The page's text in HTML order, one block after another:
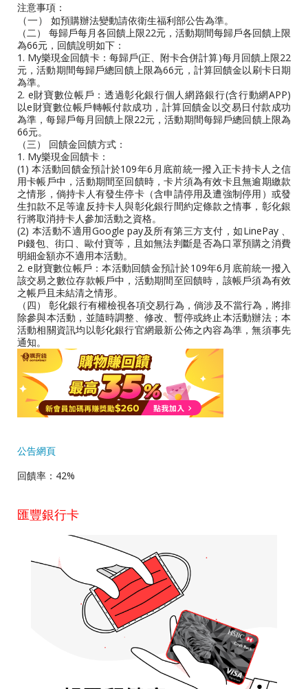
注意事項：
（一） 如預購辦法變動請依衛生福利部公告為準。
（二） 每歸戶每月各回饋上限22元，活動期間每歸戶各回饋上限
為66元，回饋說明如下：
1. My樂現金回饋卡：每歸戶(正、附卡合併計算)每月回饋上限22
元，活動期間每歸戶總回饋上限為66元，計算回饋金以刷卡日期
為準。
2. e財寶數位帳戶：透過彰化銀行個人網路銀行(含行動網APP)
以e財寶數位帳戶轉帳付款成功，計算回饋金以交易日付款成功
為準，每歸戶每月回饋上限22元，活動期間每歸戶總回饋上限為
66元。
（三） 回饋金回饋方式：
1. My樂現金回饋卡：
(1) 本活動回饋金預計於109年6月底前統一撥入正卡持卡人之信
用卡帳戶中，活動期間至回饋時，卡片須為有效卡且無逾期繳款
之情形，倘持卡人有發生停卡（含申請停用及遭強制停用）或發
生扣款不足等違反持卡人與彰化銀行間約定條款之情事，彰化銀
行將取消持卡人參加活動之資格。
(2) 本活動不適用Google pay及所有第三方支付，如LinePay 、
Pi錢包、街口、歐付寶等，且如無法判斷是否為口罩預購之消費
明細金額亦不適用本活動。
2. e財寶數位帳戶：本活動回饋金預計於109年6月底前統一撥入
該交易之數位存款帳戶中，活動期間至回饋時，該帳戶須為有效
之帳戶且未結清之情形。
（四） 彰化銀行有權檢視各項交易行為，倘涉及不當行為，將排
除參與本活動，並隨時調整、修改、暫停或終止本活動辦法；本
活動相關資訊均以彰化銀行官網最新公佈之內容為準，無須事先
通知。
公告網頁
回饋率：42%
匯豐銀行卡